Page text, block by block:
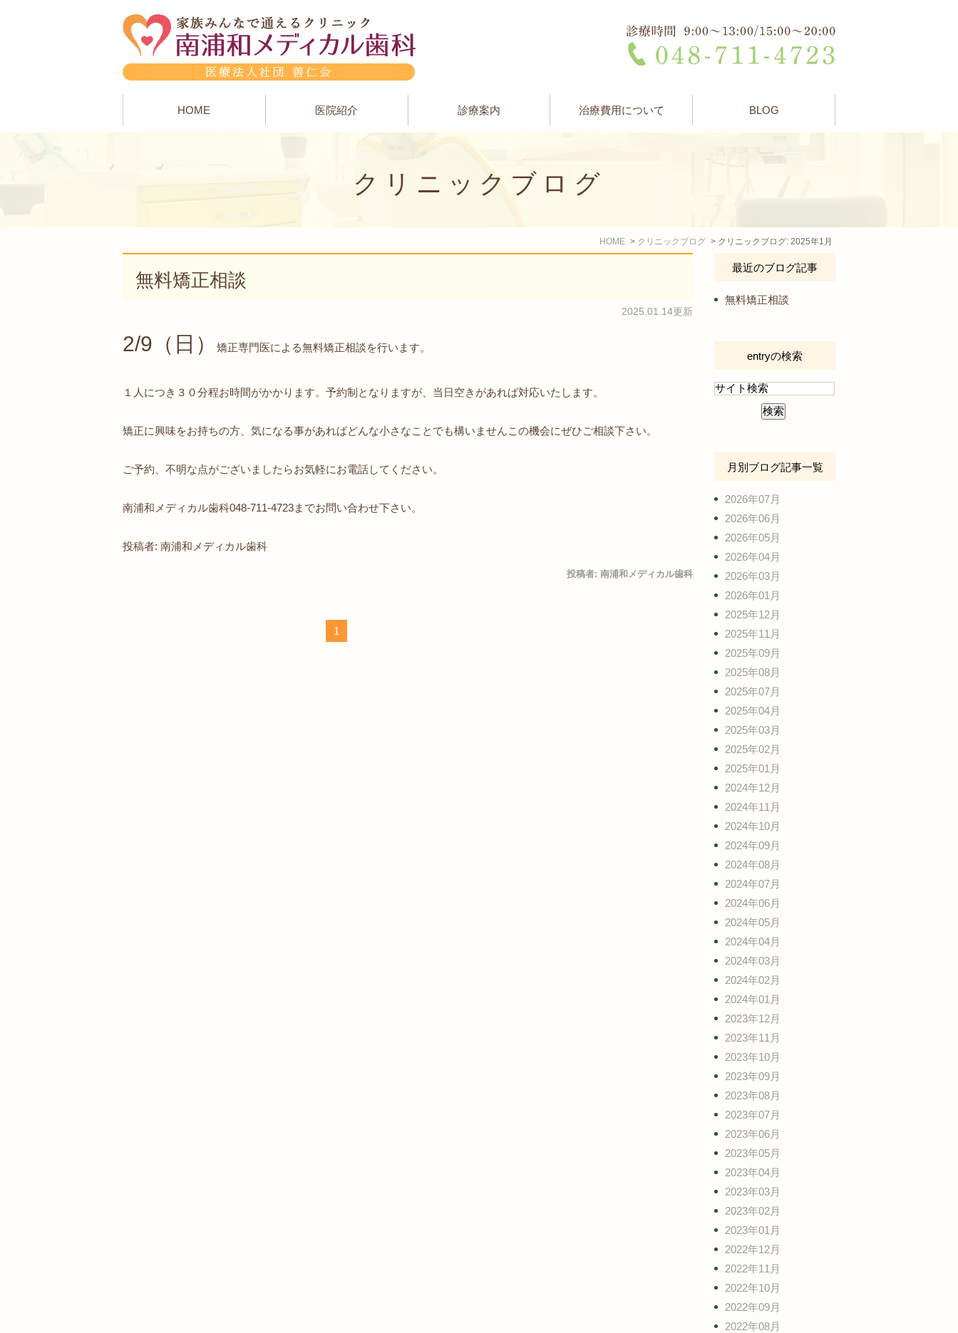
HOME 医院紹介 診療案内 治療費用について BLOG
クリニックブログ
HOME クリニックブログ クリニックブログ: 2025年1月
無料矯正相談
2025.01.14更新
2/9（日） 矯正専門医による無料矯正相談を行います。
１人につき３０分程お時間がかかります。予約制となりますが、当日空きがあれば対応いたします。
矯正に興味をお持ちの方、気になる事があればどんな小さなことでも構いませんこの機会にぜひご相談下さい。
ご予約、不明な点がございましたらお気軽にお電話してください。
南浦和メディカル歯科048-711-4723までお問い合わせ下さい。
投稿者: 南浦和メディカル歯科
投稿者: 南浦和メディカル歯科
1
最近のブログ記事
無料矯正相談
entryの検索
月別ブログ記事一覧
2026年07月
2026年06月
2026年05月
2026年04月
2026年03月
2026年01月
2025年12月
2025年11月
2025年09月
2025年08月
2025年07月
2025年04月
2025年03月
2025年02月
2025年01月
2024年12月
2024年11月
2024年10月
2024年09月
2024年08月
2024年07月
2024年06月
2024年05月
2024年04月
2024年03月
2024年02月
2024年01月
2023年12月
2023年11月
2023年10月
2023年09月
2023年08月
2023年07月
2023年06月
2023年05月
2023年04月
2023年03月
2023年02月
2023年01月
2022年12月
2022年11月
2022年10月
2022年09月
2022年08月